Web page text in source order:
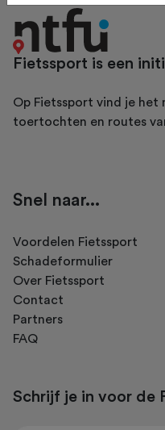
Fietssport is een
Op Fietssport vind je
toertochten en routes
Snel naar...
Voordelen Fietssport
Schadeformulier
Over Fietssport
Contact
Partners
FAQ
Schrijf je in voor de